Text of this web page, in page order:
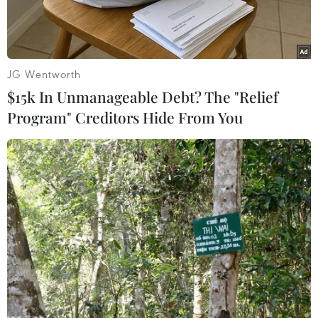
thiên tai.
Hoạt động bốc dỡ hàng hóa tại cảng Cát Lái. (Ảnh: Tiến
Lực/TTXVN)
Cảng vụ Đường thủy nội địa Thành phố Hồ Chí
Minh cho biết, từ ngày 1/8, Thành phố Hồ Chí
JG Wentworth
$15k In Unmanageable Debt? The "Relief
Program" Creditors Hide From You